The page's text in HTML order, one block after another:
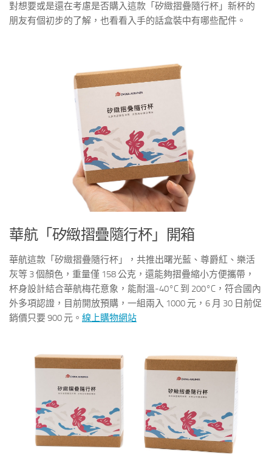
對想要或是還在考慮是否購入這款「矽緻摺疊隨行杯」新杯的
朋友有個初步的了解，也看看入手的話盒裝中有哪些配件。
華航「矽緻摺疊隨行杯」開箱
華航這款「矽緻摺疊隨行杯」，共推出曙光藍、尊爵紅、樂活
灰等 3 個顏色，重量僅 158 公克，還能夠摺疊縮小方便攜帶，
杯身設計結合華航梅花意象，能耐溫-40°C 到 200°C，符合國內
外多項認證，目前開放預購，一組兩入 1000 元，6 月 30 日前促
銷價只要 900 元。 線上購物網站